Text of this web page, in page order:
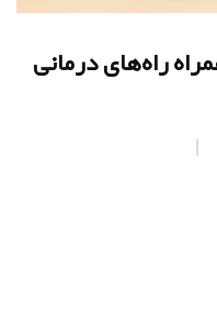
راه‌های درمانی